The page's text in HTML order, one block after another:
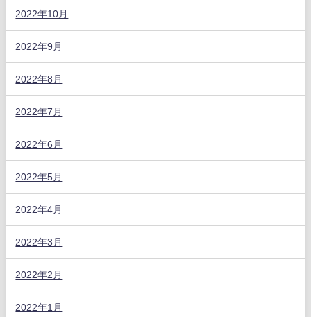
2022年10月
2022年9月
2022年8月
2022年7月
2022年6月
2022年5月
2022年4月
2022年3月
2022年2月
2022年1月